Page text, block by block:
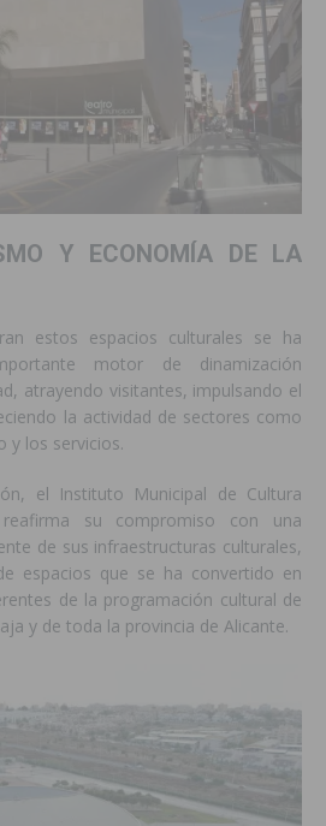
Y ECONOMÍA DE LA
estos espacios culturales se ha
motor de dinamización
atrayendo visitantes, impulsando el
la actividad de sectores como
y los servicios.
el Instituto Municipal de Cultura
reafirma su compromiso con una
de sus infraestructuras culturales,
espacios que se ha convertido en
de la programación cultural de
y de toda la provincia de Alicante.